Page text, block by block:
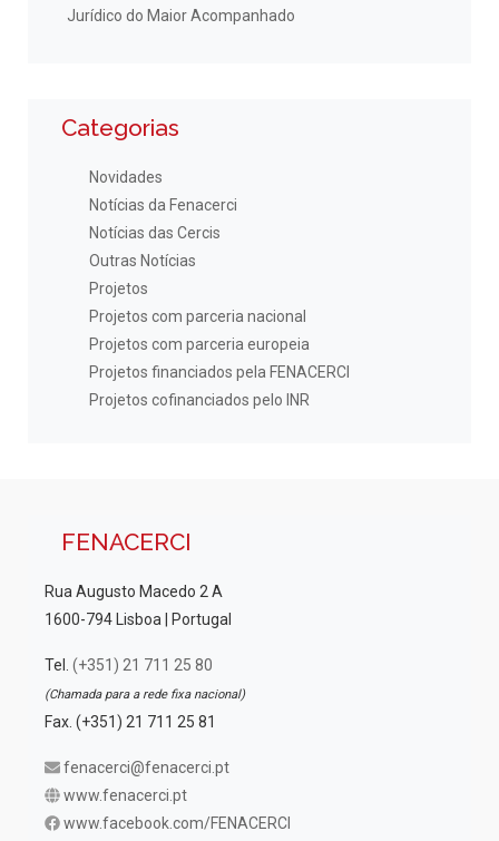
Jurídico do Maior Acompanhado
Categorias
Novidades
Notícias da Fenacerci
Notícias das Cercis
Outras Notícias
Projetos
Projetos com parceria nacional
Projetos com parceria europeia
Projetos financiados pela FENACERCI
Projetos cofinanciados pelo INR
FENACERCI
Rua Augusto Macedo 2 A
1600-794 Lisboa | Portugal
Tel. (+351) 21 711 25 80
(Chamada para a rede fixa nacional)
Fax. (+351) 21 711 25 81
fenacerci@fenacerci.pt
www.fenacerci.pt
www.facebook.com/FENACERCI